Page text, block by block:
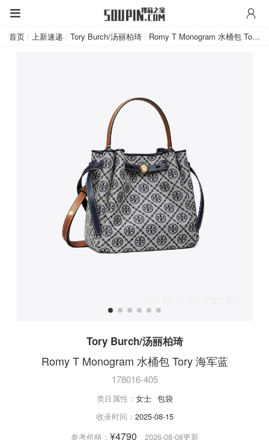
首页 / 上新速递 / Tory Burch/汤丽柏琦 / Romy T Monogram 水桶包 Tory ...
Tory Burch/汤丽柏琦
Romy T Monogram 水桶包 Tory 海军蓝
178016-405
类目属性： 女士 包袋
收录时间： 2025-08-15
参考价格： ¥4790 2026-08-08更新
Tory Burch/汤丽柏琦